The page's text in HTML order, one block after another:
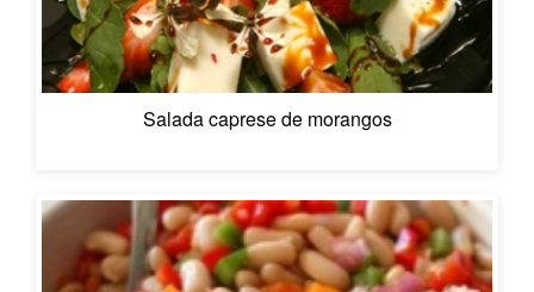
Salada caprese de morangos